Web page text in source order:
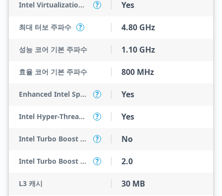
Intel Virtualization Technology for Directed I/O (VT-d) ? Yes
최대 터보 주파수 ? 4.80 GHz
성능 코어 기본 주파수 1.10 GHz
효율 코어 기본 주파수 800 MHz
Enhanced Intel SpeedStep Technology ? Yes
Intel Hyper-Threading Technology ? Yes
Intel Turbo Boost Max Technology 3.0 ? No
Intel Turbo Boost Technology ? 2.0
L3 캐시 30 MB